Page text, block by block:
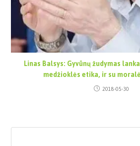
Linas Balsys: Gyvūnų žudymas
medžioklės etika, ir su
2018-05-30